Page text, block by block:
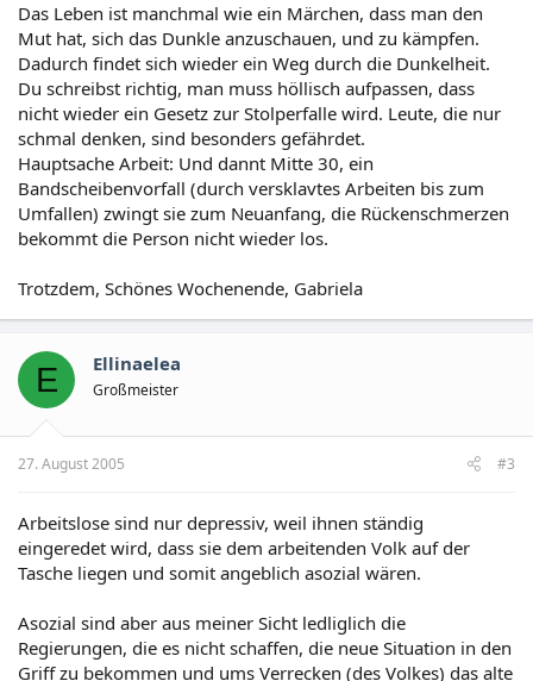
Das Leben ist manchmal wie ein Märchen, dass man den
Mut hat, sich das Dunkle anzuschauen, und zu kämpfen.
Dadurch findet sich wieder ein Weg durch die Dunkelheit.
Du schreibst richtig, man muss höllisch aufpassen, dass
nicht wieder ein Gesetz zur Stolperfalle wird. Leute, die nur
schmal denken, sind besonders gefährdet.
Hauptsache Arbeit: Und dannt Mitte 30, ein
Bandscheibenvorfall (durch versklavtes Arbeiten bis zum
Umfallen) zwingt sie zum Neuanfang, die Rückenschmerzen
bekommt die Person nicht wieder los.
Trotzdem, Schönes Wochenende, Gabriela
E Ellinaelea
Großmeister
27. August 2005 #3
Arbeitslose sind nur depressiv, weil ihnen ständig
eingeredet wird, dass sie dem arbeitenden Volk auf der
Tasche liegen und somit angeblich asozial wären.
Asozial sind aber aus meiner Sicht ledliglich die
Regierungen, die es nicht schaffen, die neue Situation in den
Griff zu bekommen und ums Verrecken (des Volkes) das alte